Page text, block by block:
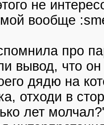
не
вообще
про
вывод, что
дядю на
отходи в
лет